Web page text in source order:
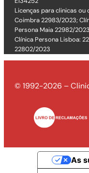
Licenças para clinicas
Coimbra 22983/2023;
Persona Maia 22982/
Clínica Persona Lisboa:
22802/2023
© 1992-2026 –
As